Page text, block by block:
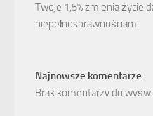
Twoje 1,5% zmienia życie
niepełnosprawnościami
Najnowsze komentarze
Brak komentarzy do